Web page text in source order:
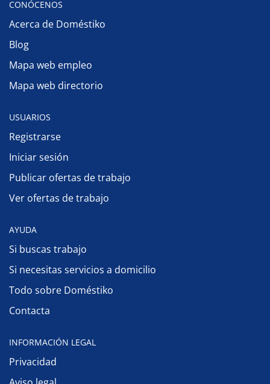
CONÓCENOS
Acerca de Doméstiko
Blog
Mapa web empleo
Mapa web directorio
USUARIOS
Registrarse
Iniciar sesión
Publicar ofertas de trabajo
Ver ofertas de trabajo
AYUDA
Si buscas trabajo
Si necesitas servicios a domicilio
Todo sobre Doméstiko
Contacta
INFORMACIÓN LEGAL
Privacidad